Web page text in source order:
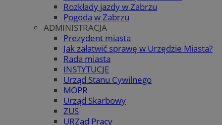
Rozkłady jazdy w Zabrzu
Pogoda w Zabrzu
ADMINISTRACJA
Prezydent miasta
Jak załatwić sprawę w Urzędzie Miasta?
Rada miasta
INSTYTUCJE
Urząd Stanu Cywilnego
MOPR
Urząd Skarbowy
ZUS
URZąd Pracy